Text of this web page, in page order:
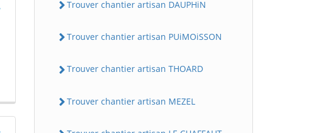
Trouver chantier artisan DAUPHiN
Trouver chantier artisan PUiMOiSSON
Trouver chantier artisan THOARD
Trouver chantier artisan MEZEL